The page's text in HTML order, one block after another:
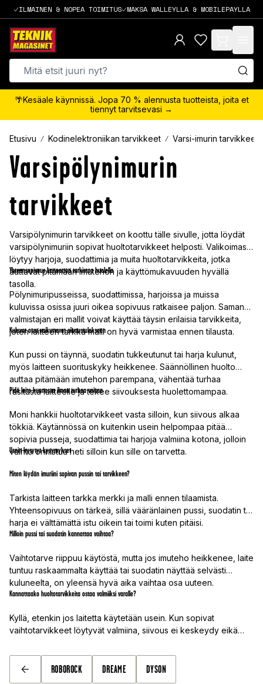
ILMAINEN & NOPEA TOIMITUS MAKSA WALLEYLLA & MOBILEPAYLLA
items in cart,
🌴Kesäale käynnissä. Jopa 70 % alennusta tuotteista, joita et
tiennyt tarvitsevasi →
Etusivu Kodinelektroniikan tarvikkeet Varsi-imurin tarvikkeet
Varsipölynimurin
tarvikkeet
Varsipölynimurin tarvikkeet on koottu tälle sivulle, jotta löydät
varsipölynimuriin sopivat huoltotarvikkeet helposti. Valikoimasta
löytyy harjoja, suodattimia ja muita huoltotarvikkeita, jotka
auttavat pitämään imutehon ja käyttömukavuuden hyvällä
tasolla.
Yhteensopivuus kannattaa tarkistaa huolella
Pölynimuripusseissa, suodattimissa, harjoissa ja muissa
kuluvissa osissa juuri oikea sopivuus ratkaisee paljon. Saman
valmistajan eri mallit voivat käyttää täysin erilaisia tarvikkeita,
joten laitteen tarkka malli on hyvä varmistaa ennen tilausta.
Kuluvat osat vaikuttavat siivoustulokseen
Kun pussi on täynnä, suodatin tukkeutunut tai harja kulunut,
myös laitteen suorituskyky heikkenee. Säännöllinen huolto
auttaa pitämään imutehon parempana, vähentää turhaa
rasitusta laitteelle ja tekee siivouksesta huolettomampaa.
Pidä laite kunnossa ilman turhaa vaivaa
Moni hankkii huoltotarvikkeet vasta silloin, kun siivous alkaa
tökkiä. Käytännössä on kuitenkin usein helpompaa pitää
sopivia pusseja, suodattimia tai harjoja valmiina kotona, jolloin
vaihto onnistuu heti silloin kun sille on tarvetta.
Usein kysytyt kysymykset
Miten löydän imuriini sopivan pussin tai tarvikkeen?
Tarkista laitteen tarkka merkki ja malli ennen tilaamista.
Yhteensopivuus on tärkeä, sillä vääränlainen pussi, suodatin tai
harja ei välttämättä istu oikein tai toimi kuten pitäisi.
Milloin pussi tai suodatin kannattaa vaihtaa?
Vaihtotarve riippuu käytöstä, mutta jos imuteho heikkenee, laite
tuntuu raskaammalta käyttää tai suodatin näyttää selvästi
kuluneelta, on yleensä hyvä aika vaihtaa osa uuteen.
Kannattaako huoltotarvikkeita ostaa valmiiksi varalle?
Kyllä, etenkin jos laitetta käytetään usein. Kun sopivat
vaihtotarvikkeet löytyvät valmiina, siivous ei keskeydy eikä
TAKAISIN
ROBOROCK DREAME DYSON